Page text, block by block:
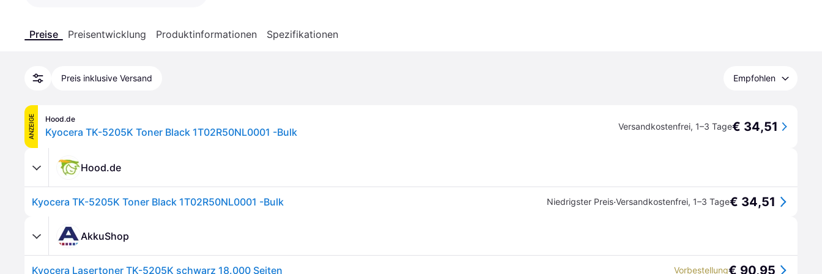
Preise Preisentwicklung Produktinformationen Spezifikationen
Preis inklusive Versand Empfohlen
ANZEIGE Hood.de
Kyocera TK-5205K Toner Black 1T02R50NL0001 -Bulk Versandkostenfrei, 1–3 Tage€ 34,51
Hood.de
Kyocera TK-5205K Toner Black 1T02R50NL0001 -Bulk Niedrigster Preis·Versandkostenfrei, 1–3 Tage€ 34,51
AkkuShop
Kyocera Lasertoner TK-5205K schwarz 18.000 Seiten Vorbestellung€ 90,95